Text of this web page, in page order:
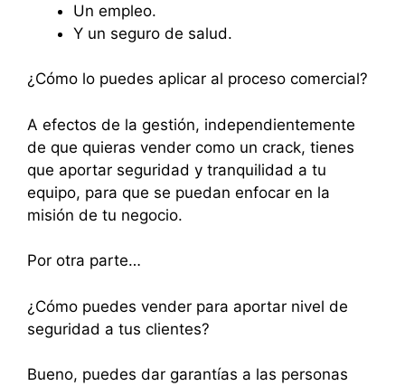
Un empleo.
Y un seguro de salud.
¿Cómo lo puedes aplicar al proceso comercial?
A efectos de la gestión, independientemente
de que quieras vender como un crack, tienes
que aportar seguridad y tranquilidad a tu
equipo, para que se puedan enfocar en la
misión de tu negocio.
Por otra parte…
¿Cómo puedes vender para aportar nivel de
seguridad a tus clientes?
Bueno, puedes dar garantías a las personas